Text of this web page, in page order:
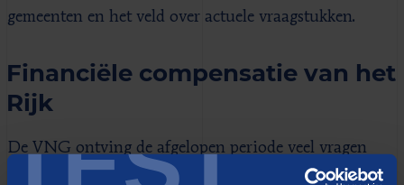
gemeenten en het veld over actuele vraagstukken.
Financiële compensatie van het
Rijk
De VNG ontving de afgelopen periode veel vragen
van gemeenten en vanuit de culturele sector over de